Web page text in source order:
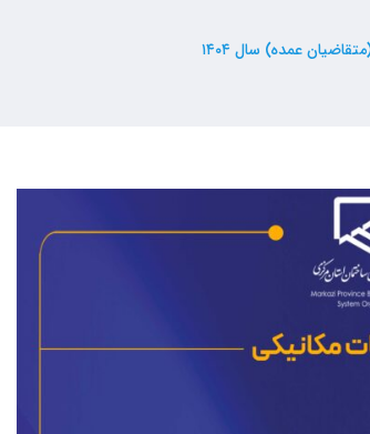
عمده) سال ۱۴۰۴